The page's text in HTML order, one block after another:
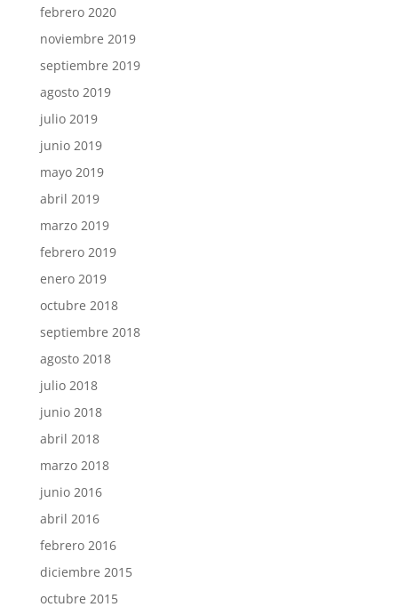
febrero 2020
noviembre 2019
septiembre 2019
agosto 2019
julio 2019
junio 2019
mayo 2019
abril 2019
marzo 2019
febrero 2019
enero 2019
octubre 2018
septiembre 2018
agosto 2018
julio 2018
junio 2018
abril 2018
marzo 2018
junio 2016
abril 2016
febrero 2016
diciembre 2015
octubre 2015